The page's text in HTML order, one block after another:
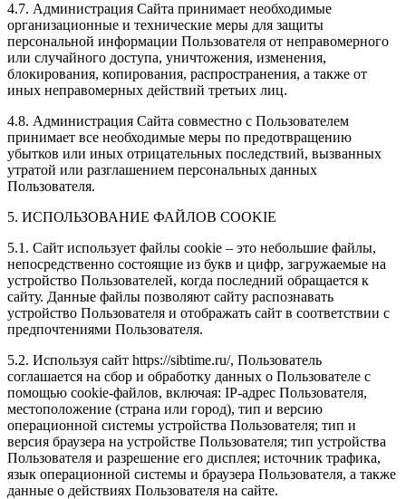
4.7. Администрация Сайта принимает необходимые
организационные и технические меры для защиты
персональной информации Пользователя от неправомерного
или случайного доступа, уничтожения, изменения,
блокирования, копирования, распространения, а также от
иных неправомерных действий третьих лиц.
4.8. Администрация Сайта совместно с Пользователем
принимает все необходимые меры по предотвращению
убытков или иных отрицательных последствий, вызванных
утратой или разглашением персональных данных
Пользователя.
5. ИСПОЛЬЗОВАНИЕ ФАЙЛОВ COOKIE
5.1. Сайт использует файлы cookie – это небольшие файлы,
непосредственно состоящие из букв и цифр, загружаемые на
устройство Пользователей, когда последний обращается к
сайту. Данные файлы позволяют сайту распознавать
устройство Пользователя и отображать сайт в соответствии с
предпочтениями Пользователя.
5.2. Используя сайт https://sibtime.ru/, Пользователь
соглашается на сбор и обработку данных о Пользователе с
помощью cookie-файлов, включая: IP-адрес Пользователя,
местоположение (страна или город), тип и версию
операционной системы устройства Пользователя; тип и
версия браузера на устройстве Пользователя; тип устройства
Пользователя и разрешение его дисплея; источник трафика,
язык операционной системы и браузера Пользователя, а также
данные о действиях Пользователя на сайте.